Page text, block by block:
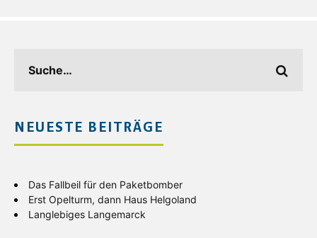
NEUESTE BEITRÄGE
Das Fallbeil für den Paketbomber
Erst Opelturm, dann Haus Helgoland
Langlebiges Langemarck